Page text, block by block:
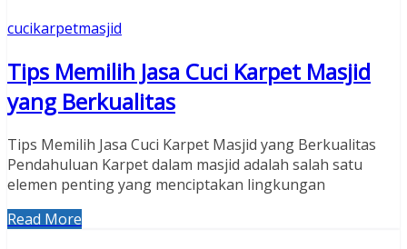
cucikarpetmasjid
Tips Memilih Jasa Cuci Karpet Masjid
yang Berkualitas
Tips Memilih Jasa Cuci Karpet Masjid yang Berkualitas
Pendahuluan Karpet dalam masjid adalah salah satu
elemen penting yang menciptakan lingkungan
Read More